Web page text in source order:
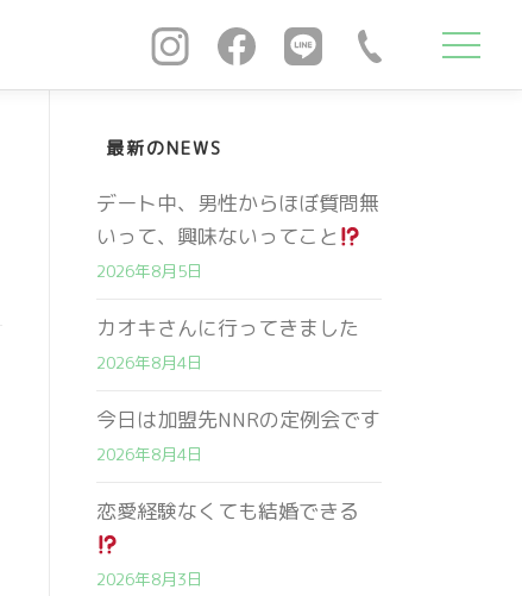
最新のNEWS
デート中、男性からほぼ質問無
いって、興味ないってこと
2026年8月5日
カオキさんに行ってきました
2026年8月4日
今日は加盟先NNRの定例会です
2026年8月4日
恋愛経験なくても結婚できる
2026年8月3日